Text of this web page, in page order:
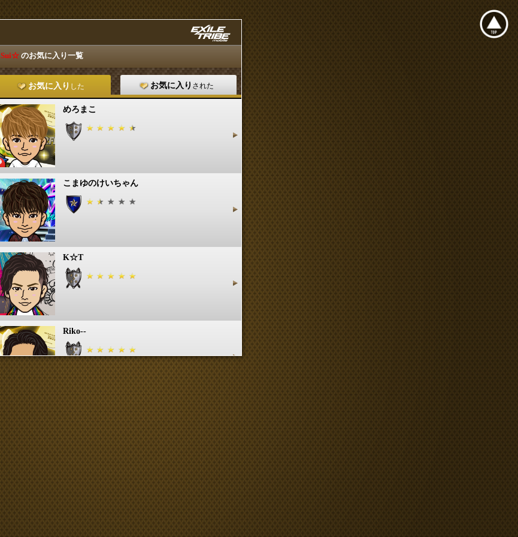
Sui☆ のお気に入り一覧
お気に入り した お気に入り された
めろまこ
こまゆのけいちゃん
K☆T
Riko--
ochanta
COPYRIGHT 2026 LDH ALL RIGHTS RESERVED
JASRAC許諾番号 9008675017Y55011 9008675014Y41011
EXILE TRIBE mobile TOP